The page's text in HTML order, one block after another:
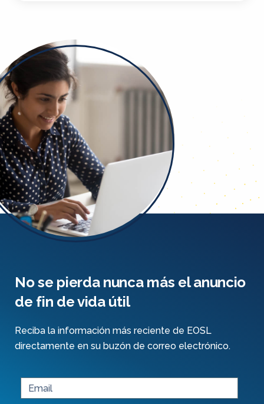
No se pierda nunca más el anuncio
de fin de vida útil
Reciba la información más reciente de EOSL
directamente en su buzón de correo electrónico.